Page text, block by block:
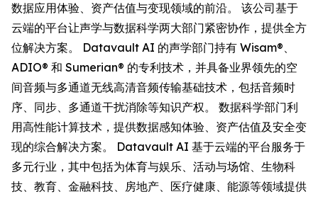
数据应用体验、资产估值与变现领域的前沿。 该公司基于
云端的平台让声学与数据科学两大部门紧密协作，提供全方
位解决方案。 Datavault AI 的声学部门持有 Wisam®、
ADIO® 和 Sumerian® 的专利技术，并具备业界领先的空
间音频与多通道无线高清音频传输基础技术，包括音频时
序、同步、多通道干扰消除等知识产权。 数据科学部门利
用高性能计算技术，提供数据感知体验、资产估值及安全变
现的综合解决方案。 Datavault AI 基于云端的平台服务于
多元行业，其中包括为体育与娱乐、活动与场馆、生物科
技、教育、金融科技、房地产、医疗健康、能源等领域提供